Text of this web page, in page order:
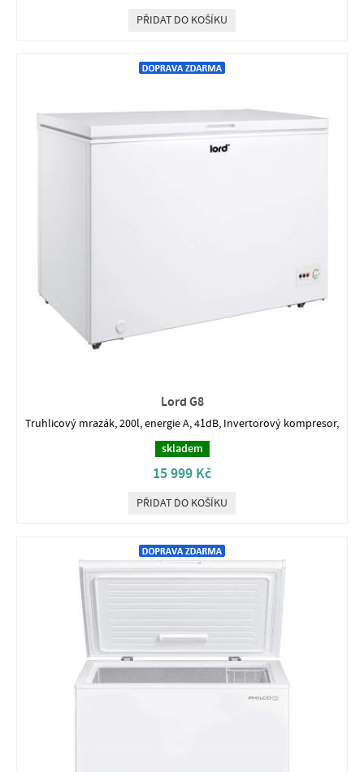
PŘIDAT DO KOŠÍKU
Lord G8
Truhlicový mrazák, 200l, energie A, 41dB, Invertorový kompresor,
skladem
15 999 Kč
PŘIDAT DO KOŠÍKU